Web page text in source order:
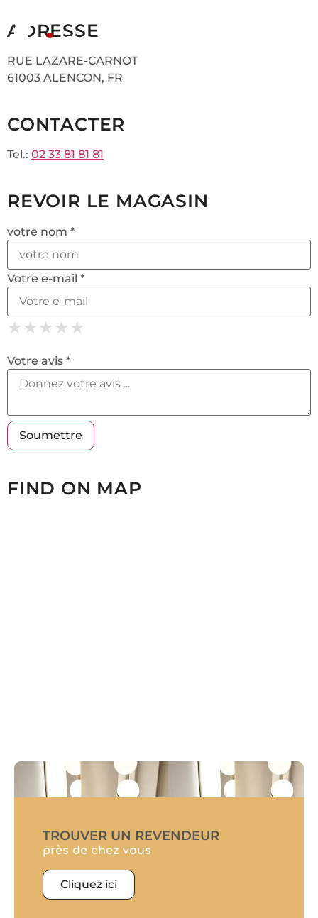
ADRESSE
RUE LAZARE-CARNOT
61003 ALENCON, FR
CONTACTER
Tel.: 02 33 81 81 81
REVOIR LE MAGASIN
votre nom *
Votre e-mail *
★
★ ★
★ ★ ★
★ ★ ★ ★
★ ★ ★ ★ ★
Votre avis *
FIND ON MAP
TROUVER UN REVENDEUR
près de chez vous
Cliquez ici